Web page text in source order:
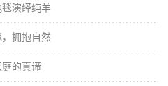
演绎纯羊
拥抱自然
的真谛